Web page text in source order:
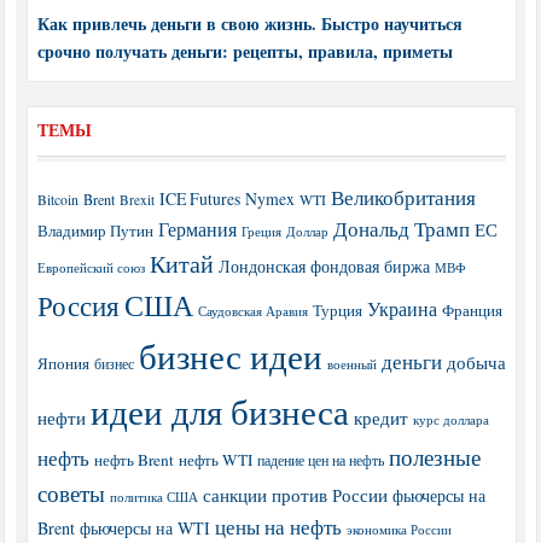
Как привлечь деньги в свою жизнь. Быстро научиться
срочно получать деньги: рецепты, правила, приметы
ТЕМЫ
Bitcoin Brent Brexit ICE Futures Nymex WTI Великобритания
Владимир Путин Германия Греция Доллар Дональд Трамп ЕС
Европейский союз Китай Лондонская фондовая биржа МВФ
РоссияСША Саудовская Аравия Турция Украина Франция
Япония бизнес бизнес идеи военный деньги добыча
нефти идеи для бизнеса кредит курс доллара
нефть нефть Brent нефть WTI падение цен на нефть полезные
советы политика США санкции против России фьючерсы на
Brent фьючерсы на WTI цены на нефть экономика России